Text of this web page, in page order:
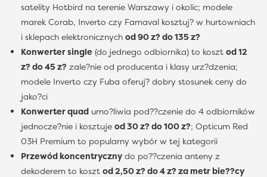
satelity Hotbird na terenie Warszawy i okolic; modele
marek Corab, Inverto czy Famaval kosztuj? w hurtowniach
i sklepach elektronicznych od 90 z? do 135 z?
Konwerter single (do jednego odbiornika) to koszt od 12
z? do 45 z? zale?nie od producenta i klasy urz?dzenia;
modele Inverto czy Fuba oferuj? dobry stosunek ceny do
jako?ci
Konwerter quad umo?liwia pod??czenie do 4 odbiorników
jednocze?nie i kosztuje od 30 z? do 100 z?; Opticum Red
03H Premium to popularny wybór w tej kategorii
Przewód koncentryczny do po??czenia anteny z
dekoderem to koszt od 2,50 z? do 4 z? za metr bie??cy